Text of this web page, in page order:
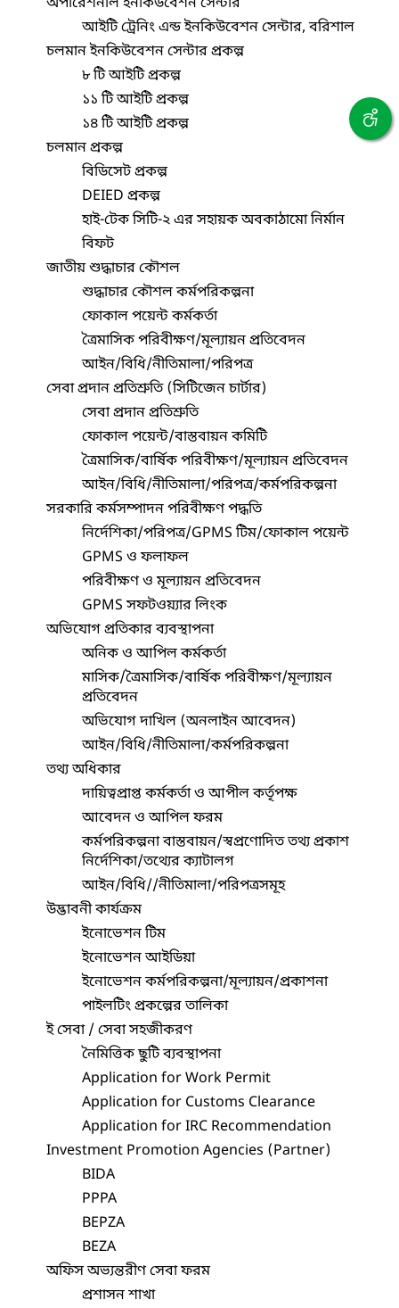
আইটি ট্রেনিং এন্ড ইনকিউবেশন সেন্টার, বরিশাল
চলমান ইনকিউবেশন সেন্টার প্রকল্প
৮ টি আইটি প্রকল্প
১১ টি আইটি প্রকল্প
১৪ টি আইটি প্রকল্প
চলমান প্রকল্প
বিডিসেট প্রকল্প
DEIED প্রকল্প
হাই-টেক সিটি-২ এর সহায়ক অবকাঠামো নির্মান
বিফট
জাতীয় শুদ্ধাচার কৌশল
শুদ্ধাচার কৌশল কর্মপরিকল্পনা
ফোকাল পয়েন্ট কর্মকর্তা
ত্রৈমাসিক পরিবীক্ষণ/মূল্যায়ন প্রতিবেদন
আইন/বিধি/নীতিমালা/পরিপত্র
সেবা প্রদান প্রতিশ্রুতি (সিটিজেন চার্টার)
সেবা প্রদান প্রতিশ্রুতি
ফোকাল পয়েন্ট/বাস্তবায়ন কমিটি
ত্রৈমাসিক/বার্ষিক পরিবীক্ষণ/মূল্যায়ন প্রতিবেদন
আইন/বিধি/নীতিমালা/পরিপত্র/কর্মপরিকল্পনা
সরকারি কর্মসম্পাদন পরিবীক্ষণ পদ্ধতি
নির্দেশিকা/পরিপত্র/GPMS টিম/ফোকাল পয়েন্ট
GPMS ও ফলাফল
পরিবীক্ষণ ও মূল্যায়ন প্রতিবেদন
GPMS সফটওয়্যার লিংক
অভিযোগ প্রতিকার ব্যবস্থাপনা
অনিক ও আপিল কর্মকর্তা
মাসিক/ত্রৈমাসিক/বার্ষিক পরিবীক্ষণ/মূল্যায়ন
প্রতিবেদন
অভিযোগ দাখিল (অনলাইন আবেদন)
আইন/বিধি/নীতিমালা/কর্মপরিকল্পনা
তথ্য অধিকার
দায়িত্বপ্রাপ্ত কর্মকর্তা ও আপীল কর্তৃপক্ষ
আবেদন ও আপিল ফরম
কর্মপরিকল্পনা বাস্তবায়ন/স্বপ্রণোদিত তথ্য প্রকাশ
নির্দেশিকা/তথ্যের ক্যাটালগ
আইন/বিধি//নীতিমালা/পরিপত্রসমূহ
উদ্ভাবনী কার্যক্রম
ইনোভেশন টিম
ইনোভেশন আইডিয়া
ইনোভেশন কর্মপরিকল্পনা/মূল্যায়ন/প্রকাশনা
পাইলটিং প্রকল্পের তালিকা
ই সেবা / সেবা সহজীকরণ
নৈমিত্তিক ছুটি ব্যবস্থাপনা
Application for Work Permit
Application for Customs Clearance
Application for IRC Recommendation
Investment Promotion Agencies (Partner)
BIDA
PPPA
BEPZA
BEZA
অফিস অভ্যন্তরীণ সেবা ফরম
প্রশাসন শাখা